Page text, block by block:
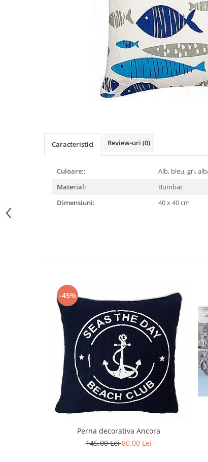
Caracteristici Review-uri (0)
Culoare::
Alb, bleu, gri,
Material:
Bumbac
Dimensiuni:
40 x 40 cm
-45%
Perna decorativa Ancora
145,00 Lei80,00 Lei